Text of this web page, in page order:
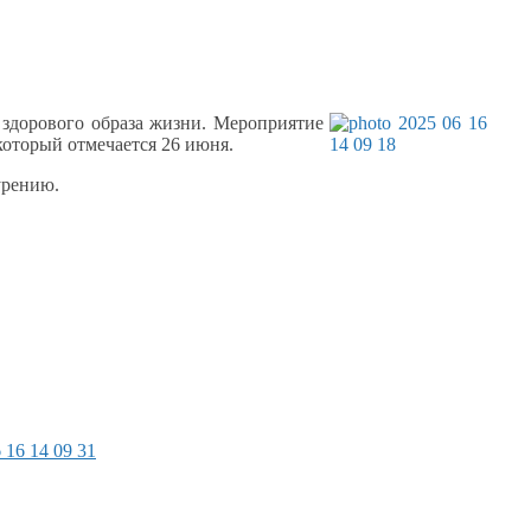
образа жизни. Мероприятие
отмечается 26 июня.